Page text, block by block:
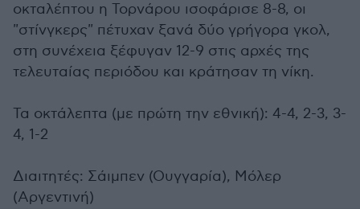
οκταλέπτου η Τορνάρου ισοφάρισε 8-8, οι
"στίνγκερς" πέτυχαν ξανά δύο γρήγορα γκολ,
στη συνέχεια ξέφυγαν 12-9 στις αρχές της
τελευταίας περιόδου και κράτησαν τη νίκη.
Τα οκτάλεπτα (με πρώτη την εθνική): 4-4, 2-3, 3-
4, 1-2
Διαιτητές: Σάιμπεν (Ουγγαρία), Μόλερ
(Αργεντινή)